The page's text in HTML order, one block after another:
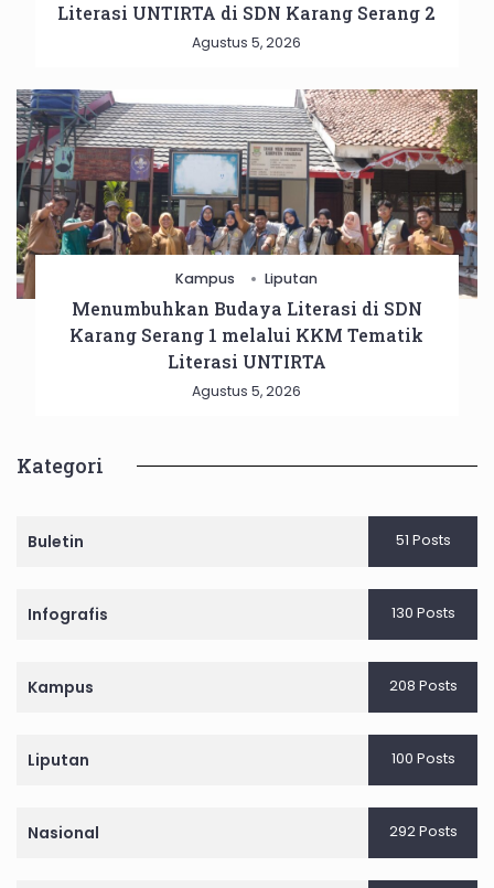
Literasi UNTIRTA di SDN Karang Serang 2
Agustus 5, 2026
Kampus Liputan
Menumbuhkan Budaya Literasi di SDN
Karang Serang 1 melalui KKM Tematik
Literasi UNTIRTA
Agustus 5, 2026
Kategori
Buletin 51 Posts
Infografis 130 Posts
Kampus 208 Posts
Liputan 100 Posts
Nasional 292 Posts